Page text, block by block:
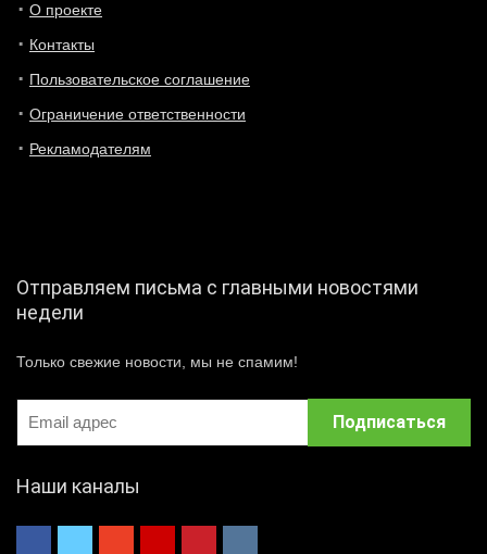
О проекте
Контакты
Пользовательское соглашение
Ограничение ответственности
Рекламодателям
Отправляем письма с главными новостями
недели
Только свежие новости, мы не спамим!
Наши каналы